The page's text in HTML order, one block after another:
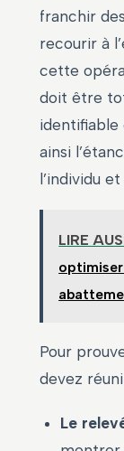
franchir
recourir à
cette
doit être
identifiable
ainsi
l’individu
LIRE
Pour
devez
Le